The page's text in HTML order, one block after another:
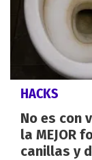
HACKS
No es con
la MEJOR
canillas y